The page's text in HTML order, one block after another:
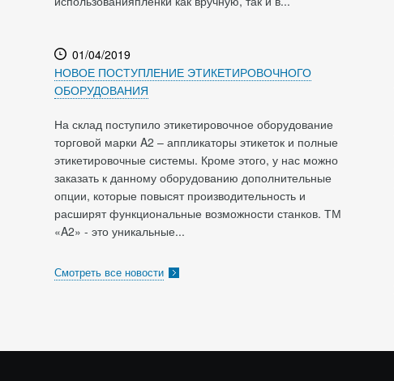
01/04/2019
НОВОЕ ПОСТУПЛЕНИЕ ЭТИКЕТИРОВОЧНОГО
ОБОРУДОВАНИЯ
На склад поступило этикетировочное оборудование
торговой марки A2 – аппликаторы этикеток и полные
этикетировочные системы. Кроме этого, у нас можно
заказать к данному оборудованию дополнительные
опции, которые повысят производительность и
расширят функциональные возможности станков. ТМ
«A2» - это уникальные...
Смотреть все новости